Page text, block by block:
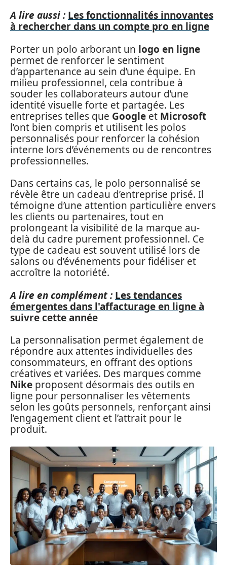
A lire aussi : Les fonctionnalités innovantes
à rechercher dans un compte pro en ligne
Porter un polo arborant un logo en ligne
permet de renforcer le sentiment
d’appartenance au sein d’une équipe. En
milieu professionnel, cela contribue à
souder les collaborateurs autour d’une
identité visuelle forte et partagée. Les
entreprises telles que Google et Microsoft
l’ont bien compris et utilisent les polos
personnalisés pour renforcer la cohésion
interne lors d’événements ou de rencontres
professionnelles.
Dans certains cas, le polo personnalisé se
révèle être un cadeau d’entreprise prisé. Il
témoigne d’une attention particulière envers
les clients ou partenaires, tout en
prolongeant la visibilité de la marque au-
delà du cadre purement professionnel. Ce
type de cadeau est souvent utilisé lors de
salons ou d’événements pour fidéliser et
accroître la notoriété.
A lire en complément : Les tendances
émergentes dans l'affacturage en ligne à
suivre cette année
La personnalisation permet également de
répondre aux attentes individuelles des
consommateurs, en offrant des options
créatives et variées. Des marques comme
Nike proposent désormais des outils en
ligne pour personnaliser les vêtements
selon les goûts personnels, renforçant ainsi
l’engagement client et l’attrait pour le
produit.